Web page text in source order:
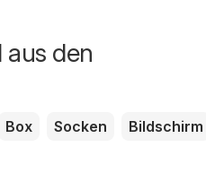
aus den
Box Socken
Bildschirm